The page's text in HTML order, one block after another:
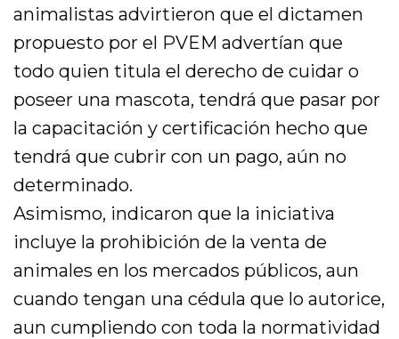
animalistas advirtieron que el dictamen
propuesto por el PVEM advertían que
todo quien titula el derecho de cuidar o
poseer una mascota, tendrá que pasar por
la capacitación y certificación hecho que
tendrá que cubrir con un pago, aún no
determinado.
Asimismo, indicaron que la iniciativa
incluye la prohibición de la venta de
animales en los mercados públicos, aun
cuando tengan una cédula que lo autorice,
aun cumpliendo con toda la normatividad